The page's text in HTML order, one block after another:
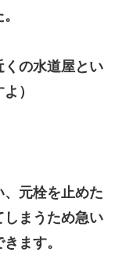
くの水道屋とい
）
元栓を止めた
しまうため急い
ます。